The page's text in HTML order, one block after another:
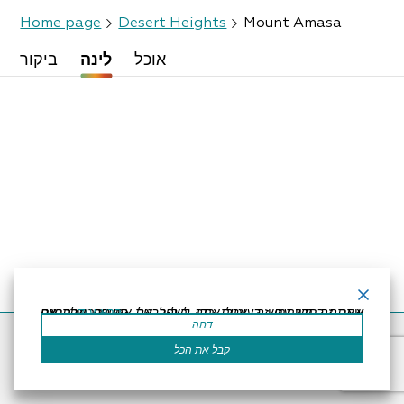
Home page Desert Heights Mount Amasa
ביקור לינה אוכל
Accessibility Statement Regulation Powered by
אתר זה משתמש בעוגיות כדי לשפר את החוויה שלך.נניח שאתה בסדר עם זה, אבל אתה יכול לבטל את הסכמתך אם תרצה. קרא עוד
דחה
קבל את הכל